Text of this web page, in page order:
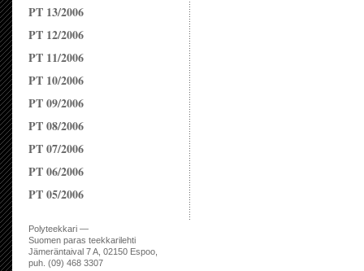
PT 13/2006
PT 12/2006
PT 11/2006
PT 10/2006
PT 09/2006
PT 08/2006
PT 07/2006
PT 06/2006
PT 05/2006
Polyteekkari —
Suomen paras teekkarilehti
Jämeräntaival 7 A, 02150 Espoo,
puh. (09) 468 3307